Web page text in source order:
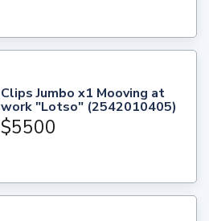
Clips Jumbo x1 Mooving at
work "Lotso" (2542010405)
$5500